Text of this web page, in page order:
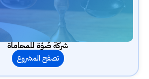
شركة صُوّة للمحاماة
تصفح المشروع